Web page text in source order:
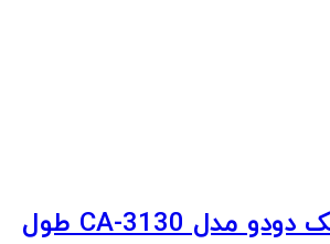
کابل USB-C مک دودو مدل CA-3130 طول